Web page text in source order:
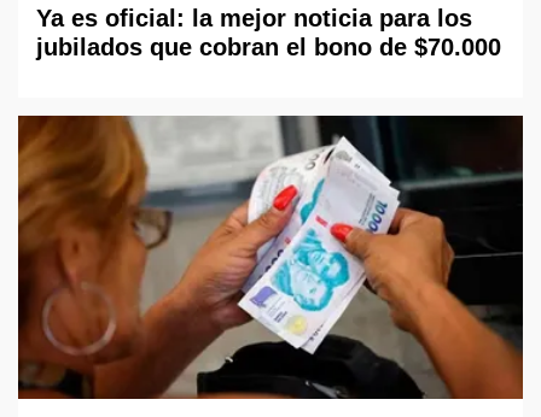
Ya es oficial: la mejor noticia para los
jubilados que cobran el bono de $70.000